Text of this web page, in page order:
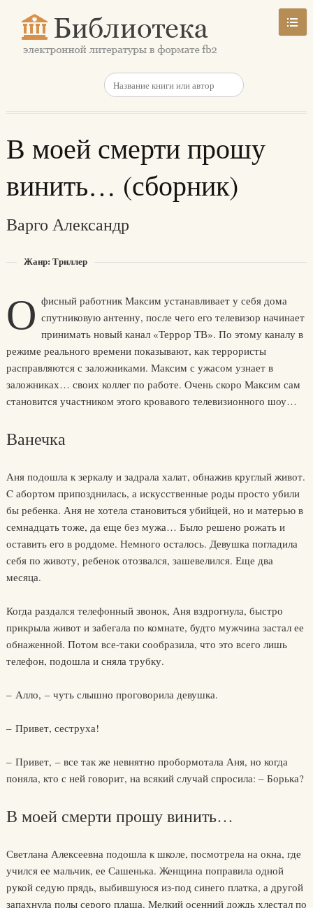
В моей смерти прошу
винить… (сборник)
Варго Александр
Жанр: Триллер
О фисный работник Максим устанавливает у себя дома
спутниковую антенну, после чего его телевизор начинает
принимать новый канал «Террор ТВ». По этому каналу в
режиме реального времени показывают, как террористы
расправляются с заложниками. Максим с ужасом узнает в
заложниках… своих коллег по работе. Очень скоро Максим сам
становится участником этого кровавого телевизионного шоу…
Ванечка
Аня подошла к зеркалу и задрала халат, обнажив круглый живот.
C абортом припозднилась, а искусственные роды просто убили
бы ребенка. Аня не хотела становиться убийцей, но и матерью в
семнадцать тоже, да еще без мужа… Было решено рожать и
оставить его в роддоме. Немного осталось. Девушка погладила
себя по животу, ребенок отозвался, зашевелился. Еще два
месяца.
Когда раздался телефонный звонок, Аня вздрогнула, быстро
прикрыла живот и забегала по комнате, будто мужчина застал ее
обнаженной. Потом все-таки сообразила, что это всего лишь
телефон, подошла и сняла трубку.
– Алло, – чуть слышно проговорила девушка.
– Привет, сеструха!
– Привет, – все так же невнятно пробормотала Аня, но когда
поняла, кто с ней говорит, на всякий случай спросила: – Борька?
В моей смерти прошу винить…
Светлана Алексеевна подошла к школе, посмотрела на окна, где
учился ее мальчик, ее Сашенька. Женщина поправила одной
рукой седую прядь, выбившуюся из-под синего платка, а другой
запахнула полы серого плаща. Мелкий осенний дождь хлестал по